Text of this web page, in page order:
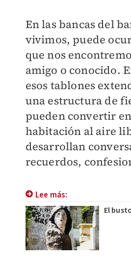
En las bancas del
vivimos, puede
que nos
amigo o conocido.
esos tablones
una estructura de
pueden convertir
habitación al aire
desarrollan
recuerdos,
Lee más:
El